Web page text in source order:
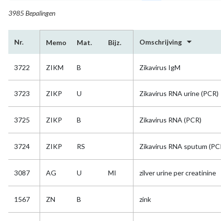
3985 Bepalingen
Nr. Memo Mat. Bijz. Omschrijving arrow_drop_down
3722 ZIKM B Zikavirus IgM
3723 ZIKP U Zikavirus RNA urine (PCR)
3725 ZIKP B Zikavirus RNA (PCR)
3724 ZIKP RS Zikavirus RNA sputum
3087 AG U MI zilver urine per creatinine
1567 ZN B zink